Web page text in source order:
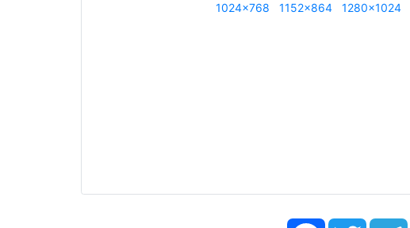
1024x768 1152x864 1280x1024